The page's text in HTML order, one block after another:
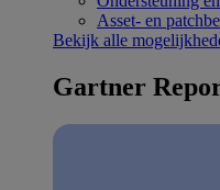
Asset- en
Bekijk alle
Gartner